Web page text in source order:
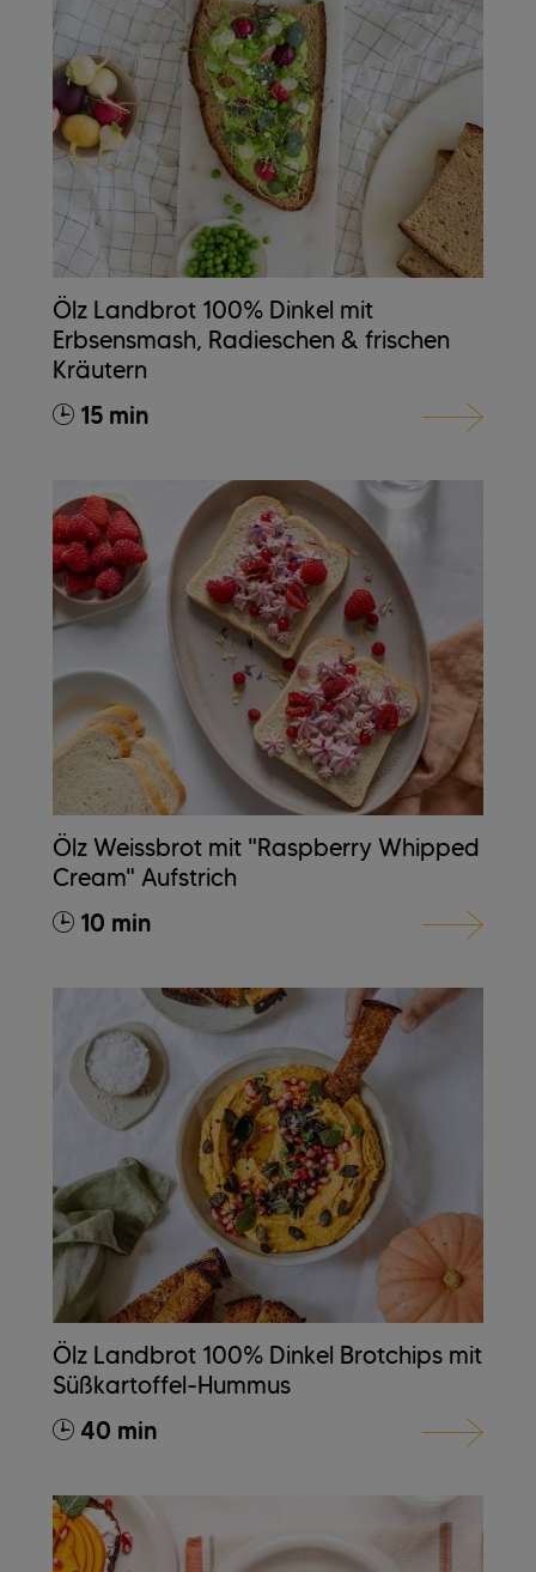
Ölz Landbrot 100% Dinkel mit
Erbsensmash, Radieschen & frischen
Kräutern
15 min
Ölz Weissbrot mit "Raspberry Whipped
Cream" Aufstrich
10 min
Ölz Landbrot 100% Dinkel Brotchips mit
Süßkartoffel-Hummus
40 min